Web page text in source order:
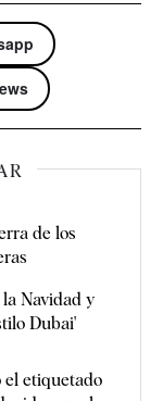
de los
Navidad y
Dubai'
el etiquetado